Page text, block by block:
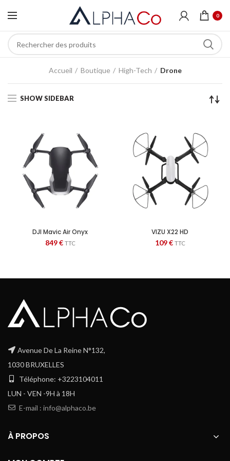
0
Accueil Boutique High-Tech Drone
SHOW SIDEBAR
DJI Mavic Air Onyx
849€ TTC
VIZU X22 HD
109€ TTC
Avenue De La Reine N°132,
1030 BRUXELLES
Téléphone: +3223104011
LUN - VEN -9H à 18H
E-mail : info@alphaco.be
À PROPOS